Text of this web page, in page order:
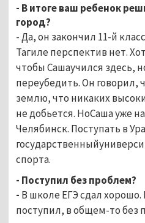
- В итоге ваш ребенок
город?
- Да, он закончил 11-й
Тагиле перспектив нет.
чтобы Сашаучился здесь,
переубедить. Он говорил,
землю, что никаких
не добьется. НоСаша уже
Челябинск. Поступать в
спорта.
- Поступил без проблем?
- В школе ЕГЭ сдал
поступил, в общем-то без